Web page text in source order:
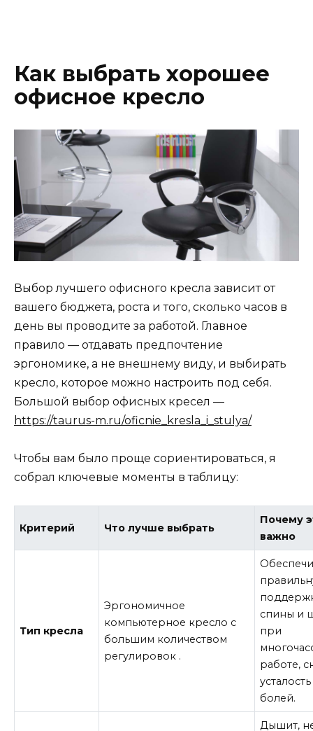
Как выбрать хорошее
офисное кресло
Выбор лучшего офисного кресла зависит от
вашего бюджета, роста и того, сколько часов в
день вы проводите за работой. Главное
правило — отдавать предпочтение
эргономике, а не внешнему виду, и выбирать
кресло, которое можно настроить под себя.
Большой выбор офисных кресел —
https://taurus-m.ru/oficnie_kresla_i_stulya/
Чтобы вам было проще сориентироваться, я
собрал ключевые моменты в таблицу:
Критерий Что лучше выбрать
Почему
важно
Тип кресла
Эргономичное
компьютерное кресло с
большим количеством
регулировок .
спины и
при
работе,
болей.
Дышит,